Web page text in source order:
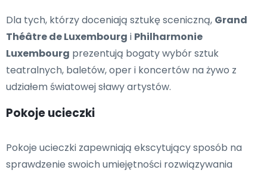
Dla tych, którzy doceniają sztukę sceniczną, Grand
Théâtre de Luxembourg i Philharmonie
Luxembourg prezentują bogaty wybór sztuk
teatralnych, baletów, oper i koncertów na żywo z
udziałem światowej sławy artystów.
Pokoje ucieczki
Pokoje ucieczki zapewniają ekscytujący sposób na
sprawdzenie swoich umiejętności rozwiązywania